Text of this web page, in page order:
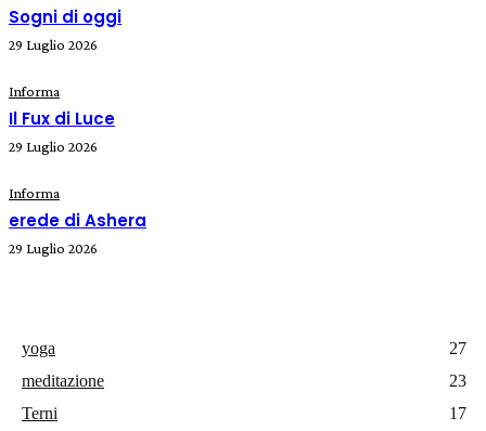
Sogni di oggi
29 Luglio 2026
Informa
Il Fux di Luce
29 Luglio 2026
Informa
erede di Ashera
29 Luglio 2026
yoga
27
meditazione
23
Terni
17